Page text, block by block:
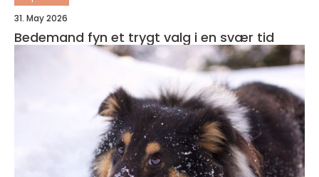
31. May 2026
Bedemand fyn et trygt valg i en svær tid